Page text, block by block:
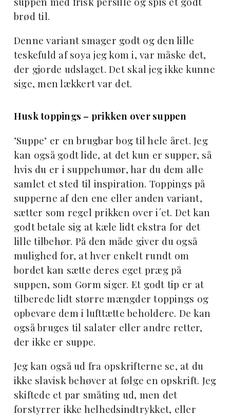
brød til.
Denne variant smager godt og den lille
teskefuld af soya jeg kom i, var måske det,
der gjorde udslaget. Det skal jeg ikke kunne
sige, men lækkert var det.
Husk toppings – prikken over suppen
’Suppe’ er en brugbar bog til hele året. Jeg
kan også godt lide, at det kun er supper, så
hvis du er i suppehumør, har du dem alle
samlet et sted til inspiration. Toppings på
supperne af den ene eller anden variant,
sætter som regel prikken over i´et. Det kan
godt betale sig at kæle lidt ekstra for det
lille tilbehør. På den måde giver du også
mulighed for, at hver enkelt rundt om
bordet kan sætte deres eget præg på
suppen, som Gorm siger. Et godt tip er at
tilberede lidt større mængder toppings og
opbevare dem i lufttætte beholdere. De kan
også bruges til salater eller andre retter,
der ikke er suppe.
Jeg kan også ud fra opskrifterne se, at du
ikke slavisk behøver at følge en opskrift. Jeg
skiftede et par småting ud, men det
forstyrrer ikke helhedsindtrykket, eller